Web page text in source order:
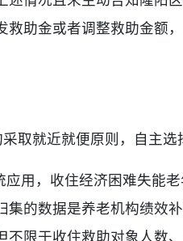
助金或者调整救助金额
取就近就便原则，自主
用，收住经济困难失能
集的数据是养老机构绩效
不限于收住救助对象人数